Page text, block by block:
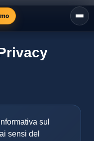
sul
sensi del